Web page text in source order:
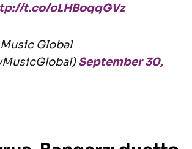
t.co/oLHBoqqGVz
Global
September 30,